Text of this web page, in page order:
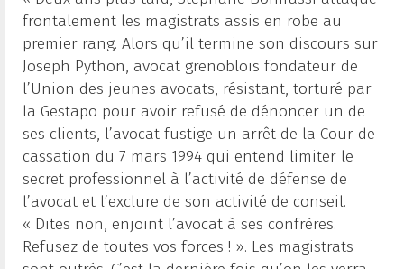
frontalement les magistrats assis en robe au
premier rang. Alors qu’il termine son discours sur
Joseph Python, avocat grenoblois fondateur de
l’Union des jeunes avocats, résistant, torturé par
la Gestapo pour avoir refusé de dénoncer un de
ses clients, l’avocat fustige un arrêt de la Cour de
cassation du 7 mars 1994 qui entend limiter le
secret professionnel à l’activité de défense de
l’avocat et l’exclure de son activité de conseil.
« Dites non, enjoint l’avocat à ses confrères.
Refusez de toutes vos forces ! ». Les magistrats